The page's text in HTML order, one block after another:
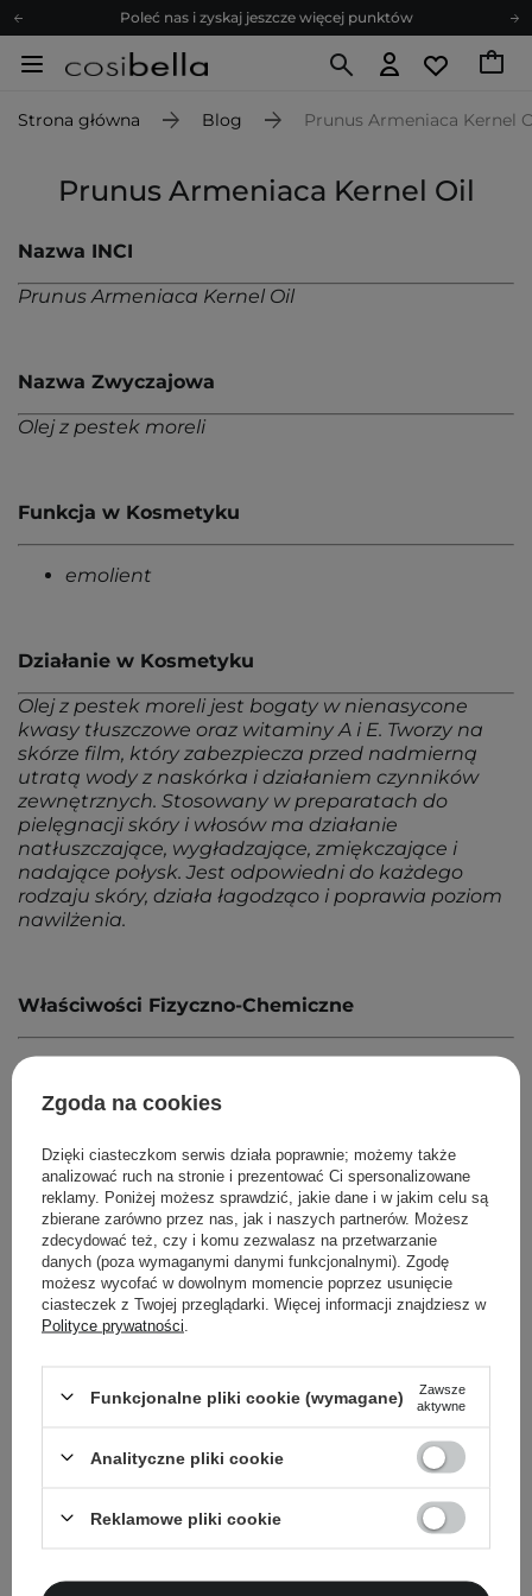
Poleć nas i zyskaj jeszcze więcej punktów
Zapisz się na newsletter pełen porad
Z nami to możliwe! Realizacja zamówienia do 24h.
Zapisz się na newsletter pełen porad
Strona główna Blog Prunus Armeniaca Kernel
Prunus Armeniaca Kernel Oil
Nazwa INCI
Prunus Armeniaca Kernel Oil
Nazwa Zwyczajowa
Olej z pestek moreli
Funkcja w Kosmetyku
emolient
Działanie w Kosmetyku
Olej z pestek moreli jest bogaty w nienasycone
kwasy tłuszczowe oraz witaminy A i E. Tworzy na
skórze film, który zabezpiecza przed nadmierną
utratą wody z naskórka i działaniem czynników
zewnętrznych. Stosowany w preparatach do
pielęgnacji skóry i włosów ma działanie
natłuszczające, wygładzające, zmiękczające i
nadające połysk. Jest odpowiedni do każdego
rodzaju skóry, działa łagodząco i poprawia poziom
nawilżenia.
Właściwości Fizyczno-Chemiczne
rozpuszczalny w tłuszczach
delikatny marcepanowy aromat
Powrót do Cosipedii
Pokaż więcej wpisów zSierpień 2022
Pielęgnacyjne checklisty, eksperckie porady,
beauty nowości - prosto na maila!
Zgoda na cookies
Dzięki ciasteczkom serwis działa poprawnie; możemy także
analizować ruch na stronie i prezentować Ci spersonalizowane
reklamy. Poniżej możesz sprawdzić, jakie dane i w jakim celu są
zbierane zarówno przez nas, jak i naszych partnerów. Możesz
zdecydować też, czy i komu zezwalasz na przetwarzanie
danych (poza wymaganymi danymi funkcjonalnymi). Zgodę
możesz wycofać w dowolnym momencie poprzez usunięcie
ciasteczek z Twojej przeglądarki. Więcej informacji znajdziesz w
Polityce prywatności
Funkcjonalne pliki cookie (wymagane)
Zawsze
aktywne
Analityczne pliki cookie
Reklamowe pliki cookie